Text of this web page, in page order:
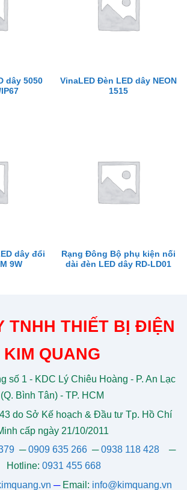
dây 5050
VinaLED Đèn LED dây NEON
1515
dây đổi
9W
Rạng Đông Bộ phụ kiện nối
dài đèn LED dây RD-LD01
TNHH THIẾT BỊ ĐIỆN
KIM QUANG
số 1 - KDC Lý Chiêu Hoàng - P. An Lạc
(Q. Bình Tân) - TP. HCM
do Sở Kế hoạch & Đầu tư Tp. Hồ Chí
cấp ngày 21/10/2011
─0909 635 266─0938 118 428─
Hotline: 0931 455 668
─ Email: info@kimquang.vn